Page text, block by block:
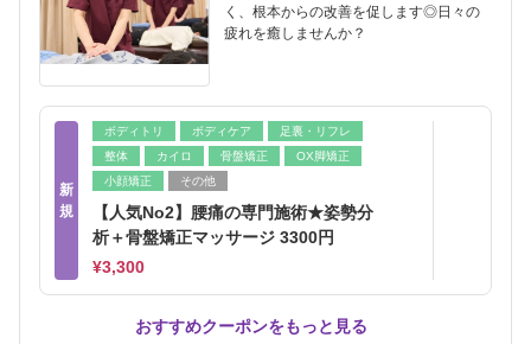
く、根本からの改善を促します◎日々の
疲れを癒しませんか？
新
規
ボディトリ ボディケア
足裏・リフレ
整体
カイロ 骨盤矯正
OX脚矯正
小顔矯正
その他
【人気No2】腰痛の専門施術★姿勢分
析＋骨盤矯正マッサージ 3300円
¥3,300
おすすめクーポンをもっと見る